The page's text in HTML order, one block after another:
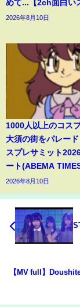
めて...【2ch面白い
2026年8月10日
1000人以上のコス
大須の街をパレー
スプレサミット
ート(ABEMA
2026年8月10日
【MV full】